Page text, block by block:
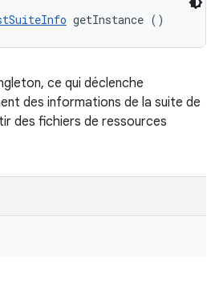
getInstance ()
ce qui déclenche
des informations de la suite de
des fichiers de ressources